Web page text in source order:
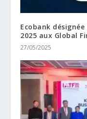
Ecobank
2025 aux Global
27/05/2025